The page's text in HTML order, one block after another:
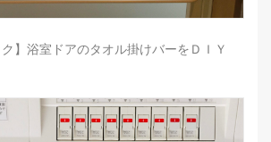
ク】浴室ドアのタオル掛けバーをＤＩＹ